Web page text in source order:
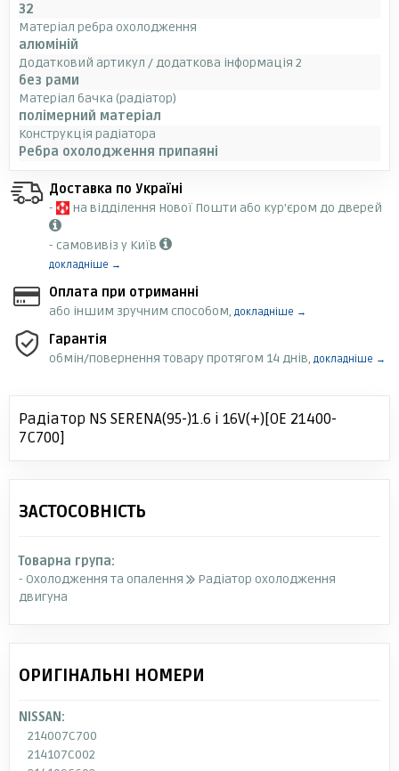
32
Матеріал ребра охолодження
алюміній
Додатковий артикул / додаткова інформація 2
без рами
Матеріал бачка (радіатор)
полімерний матеріал
Конструкція радіатора
Ребра охолодження припаяні
Доставка по Україні
-
на відділення Нової Пошти або кур'єром до дверей
- самовивіз у Київ
докладніше →
Оплата при отриманні
або іншим зручним способом, докладніше →
Гарантія
обмін/повернення товару протягом 14 днів, докладніше →
Радіатор NS SERENA(95-)1.6 i 16V(+)[OE 21400-
7C700]
ЗАСТОСОВНІСТЬ
Товарна група:
- Охолодження та опалення
Радіатор охолодження
двигуна
ОРИГІНАЛЬНІ НОМЕРИ
NISSAN:
214007C700
214107C002